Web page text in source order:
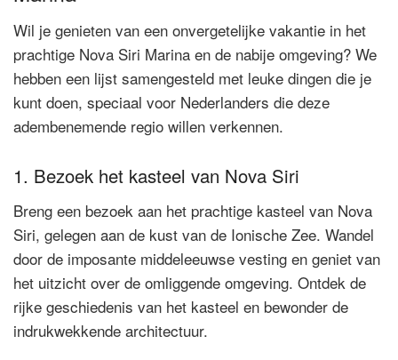
Wil je genieten van een onvergetelijke vakantie in het
prachtige Nova Siri Marina en de nabije omgeving? We
hebben een lijst samengesteld met leuke dingen die je
kunt doen, speciaal voor Nederlanders die deze
adembenemende regio willen verkennen.
1. Bezoek het kasteel van Nova Siri
Breng een bezoek aan het prachtige kasteel van Nova
Siri, gelegen aan de kust van de Ionische Zee. Wandel
door de imposante middeleeuwse vesting en geniet van
het uitzicht over de omliggende omgeving. Ontdek de
rijke geschiedenis van het kasteel en bewonder de
indrukwekkende architectuur.